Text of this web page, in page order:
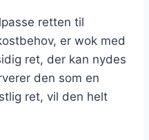
retten til
er wok med
ret, der kan nydes
den som en
ret, vil den helt